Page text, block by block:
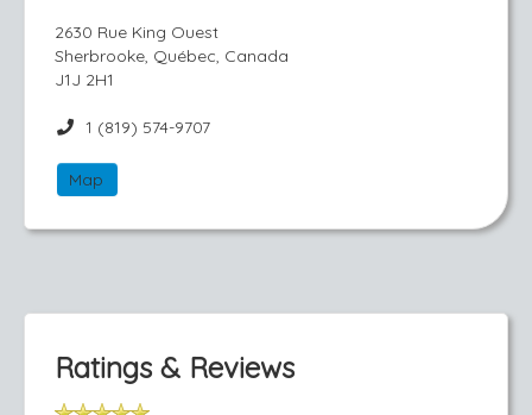
2630 Rue King Ouest
Sherbrooke, Québec, Canada
J1J 2H1
1 (819) 574-9707
Map
Ratings & Reviews